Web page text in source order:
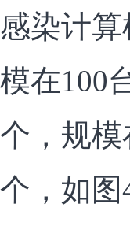
感染计
模在100
个，规
个，如